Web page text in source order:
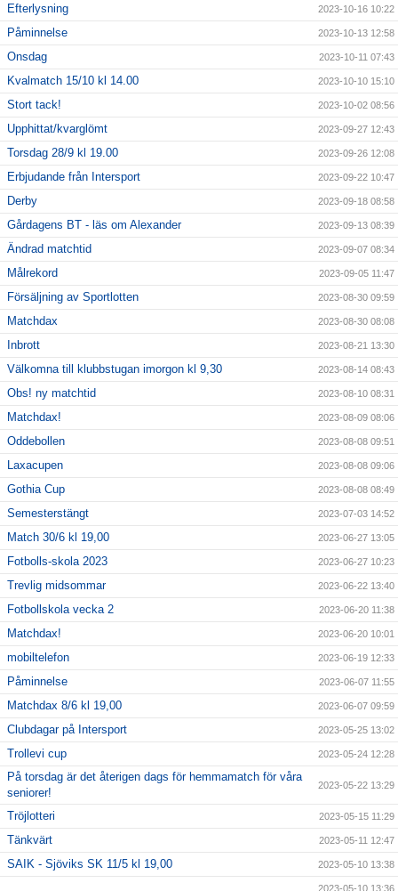
Efterlysning 2023-10-16 10:22
Påminnelse 2023-10-13 12:58
Onsdag 2023-10-11 07:43
Kvalmatch 15/10 kl 14.00 2023-10-10 15:10
Stort tack! 2023-10-02 08:56
Upphittat/kvarglömt 2023-09-27 12:43
Torsdag 28/9 kl 19.00 2023-09-26 12:08
Erbjudande från Intersport 2023-09-22 10:47
Derby 2023-09-18 08:58
Gårdagens BT - läs om Alexander 2023-09-13 08:39
Ändrad matchtid 2023-09-07 08:34
Målrekord 2023-09-05 11:47
Försäljning av Sportlotten 2023-08-30 09:59
Matchdax 2023-08-30 08:08
Inbrott 2023-08-21 13:30
Välkomna till klubbstugan imorgon kl 9,30 2023-08-14 08:43
Obs! ny matchtid 2023-08-10 08:31
Matchdax! 2023-08-09 08:06
Oddebollen 2023-08-08 09:51
Laxacupen 2023-08-08 09:06
Gothia Cup 2023-08-08 08:49
Semesterstängt 2023-07-03 14:52
Match 30/6 kl 19,00 2023-06-27 13:05
Fotbolls-skola 2023 2023-06-27 10:23
Trevlig midsommar 2023-06-22 13:40
Fotbollskola vecka 2 2023-06-20 11:38
Matchdax! 2023-06-20 10:01
mobiltelefon 2023-06-19 12:33
Påminnelse 2023-06-07 11:55
Matchdax 8/6 kl 19,00 2023-06-07 09:59
Clubdagar på Intersport 2023-05-25 13:02
Trollevi cup 2023-05-24 12:28
På torsdag är det återigen dags för hemmamatch för våra
seniorer!
2023-05-22 13:29
Tröjlotteri 2023-05-15 11:29
Tänkvärt 2023-05-11 12:47
SAIK - Sjöviks SK 11/5 kl 19,00 2023-05-10 13:38
2023-05-10 13:36